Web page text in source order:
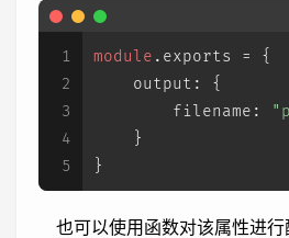
1
2
3
4
5
module . exports
= {
output : {
filename :
    }
}
也可以使用函数对该属性进行